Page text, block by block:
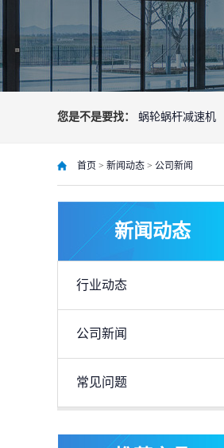
您是不是要找： 蜗轮蜗杆减速机
首页 > 新闻动态 > 公司新闻
新闻动态
行业动态
公司新闻
常见问题
R系列斜齿轮减速机
K系列伞齿轮减速机
DLS蜗轮蜗杆减速电机